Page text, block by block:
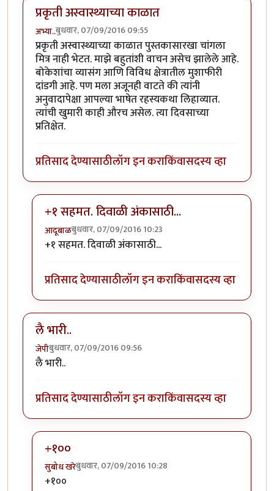
प्रकृती अस्वास्थ्याच्या काळात
अभ्या..बुधवार, 07/09/2016 09:55
प्रकृती अस्वास्थ्याच्या काळात पुस्तकासारखा चांगला
मित्र नाही भेटत. माझे बहुतांशी वाचन असेच झालेले आहे.
बोकेशांचा व्यासंग आणि विविध क्षेत्रातील मुशाफीरी
दांडगी आहे. पण मला अजूनही वाटते की त्यांनी
अनुवादापेक्षा आपल्या भाषेत रहस्यकथा लिहाव्यात.
त्यांची खुमारी काही औरच असेल. त्या दिवसाच्या
प्रतिक्षेत.
प्रतिसाद देण्यासाठीलॉग इन कराकिंवासदस्य व्हा
+१ सहमत. दिवाळी अंकासाठी...
आदूबाळबुधवार, 07/09/2016 10:23
In reply toप्रकृती अस्वास्थ्याच्या काळात
+१ सहमत. दिवाळी अंकासाठी...
प्रतिसाद देण्यासाठीलॉग इन कराकिंवासदस्य व्हा
लै भारी..
जेपीबुधवार, 07/09/2016 09:56
लै भारी..
प्रतिसाद देण्यासाठीलॉग इन कराकिंवासदस्य व्हा
+१००
सुबोध खरेबुधवार, 07/09/2016 10:28
In reply to
+१००